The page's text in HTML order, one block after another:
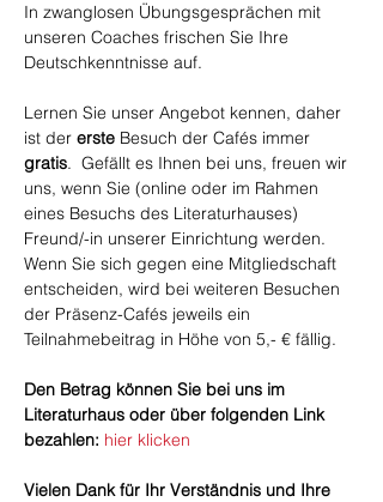
In zwanglosen Übungsgesprächen mit
unseren Coaches frischen Sie Ihre
Deutschkenntnisse auf.
Lernen Sie unser Angebot kennen, daher
ist der erste Besuch der Cafés immer
gratis.  Gefällt es Ihnen bei uns, freuen wir
uns, wenn Sie (online oder im Rahmen
eines Besuchs des Literaturhauses)
Freund/-in unserer Einrichtung werden.
Wenn Sie sich gegen eine Mitgliedschaft
entscheiden, wird bei weiteren Besuchen
der Präsenz-Cafés jeweils ein
Teilnahmebeitrag in Höhe von 5,- € fällig.
​Den Betrag können Sie bei uns im
Literaturhaus oder über folgenden Link
bezahlen: hier klicken
Vielen Dank für Ihr Verständnis und Ihre